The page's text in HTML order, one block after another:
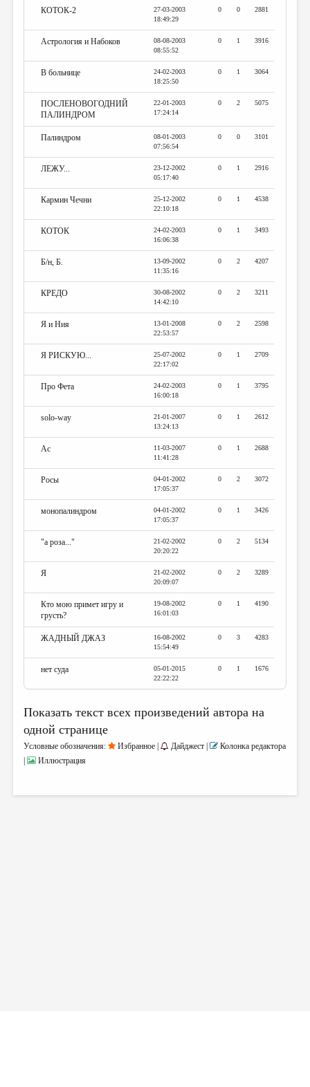
КОТОК-2
27-03-2003
18:49:29
0 0 2881
Астрология и Набоков
08-08-2003
08:55:52
0 1 3916
В больнице
24-02-2003
18:25:50
0 1 3064
ПОСЛЕНОВОГОДНИЙ
ПАЛИНДРОМ
22-01-2003
17:24:14
0 2 5075
Палиндром
08-01-2003
07:56:54
0 0 3101
ЛЕЖУ...
23-12-2002
05:17:40
0 1 2916
Кармин Чечни
25-12-2002
22:10:18
0 1 4538
КОТОК
24-02-2003
16:06:38
0 1 3493
Б/н, Б.
13-09-2002
11:35:16
0 2 4207
КРЕДО
30-08-2002
14:42:10
0 2 3211
Я и Ния
13-01-2008
22:53:57
0 2 2598
Я РИСКУЮ...
25-07-2002
22:17:02
0 1 2709
Про Фета
24-02-2003
16:00:18
0 1 3795
solo-way
21-01-2007
13:24:13
0 1 2612
Ас
11-03-2007
11:41:28
0 1 2688
Росы
04-01-2002
17:05:37
0 2 3072
монопалиндром
04-01-2002
17:05:37
0 1 3426
"а роза..."
21-02-2002
20:20:22
0 2 5134
Я
21-02-2002
20:09:07
0 2 3289
Кто мою примет игру и
грусть?
19-08-2002
16:01:03
0 1 4190
ЖАДНЫЙ ДЖАЗ
16-08-2002
15:54:49
0 3 4283
нет суда
05-01-2015
22:22:22
0 1 1676
Показать текст всех произведений автора на
одной странице
Условные обозначения: Избранное | Дайджест |
Колонка редактора
Иллюстрация